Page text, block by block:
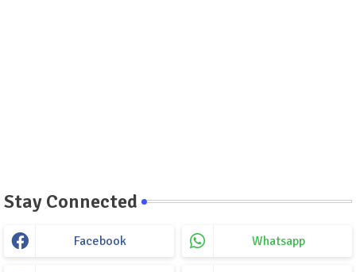
Stay Connected
Facebook Whatsapp